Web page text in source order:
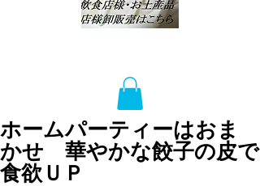
ホームパーティーはおま
かせ 華やかな餃子の皮で
食欲ＵＰ